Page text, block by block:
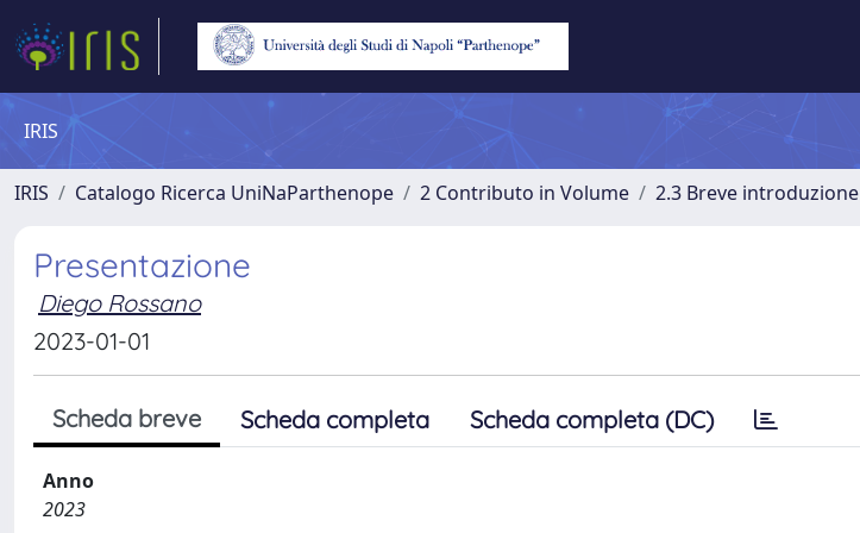
IRIS
IRIS Catalogo Ricerca UniNaParthenope 2 Contributo in Volume 2.3 Breve introduzione
Presentazione
Diego Rossano
2023-01-01
Scheda breve Scheda completa Scheda completa (DC)
Anno
2023